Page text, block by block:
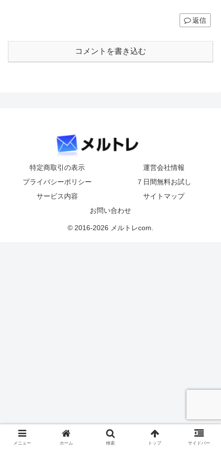
返信
コメントを書き込む
特定商取引の表示
運営会社情報
プライバシーポリシー
７日間無料お試し
サービス内容
サイトマップ
お問い合わせ
© 2016-2026 メルトレcom.
メニュー ホーム 検索 トップ サイドバー